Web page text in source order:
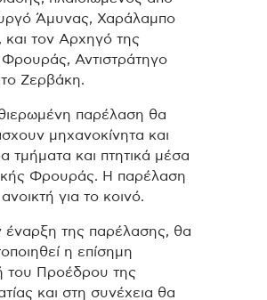
Άμυνας, Χαράλαμπο
και τον Αρχηγό της
Φρουράς, Αντιστράτηγο
Ζερβάκη.
παρέλαση θα
μηχανοκίνητα και
τμήματα και πτητικά μέσα
Φρουράς. Η παρέλαση
για το κοινό.
έναρξη της παρέλασης, θα
η επίσημη
του Προέδρου της
και στη συνέχεια θα